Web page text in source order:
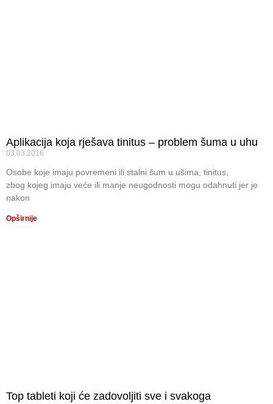
Aplikacija koja rješava tinitus – problem šuma u uhu
03.03.2016
Osobe koje imaju povremeni ili stalni šum u ušima, tinitus,
zbog kojeg imaju veće ili manje neugodnosti mogu odahnuti jer je
nakon
Opširnije
Top tableti koji će zadovoljiti sve i svakoga